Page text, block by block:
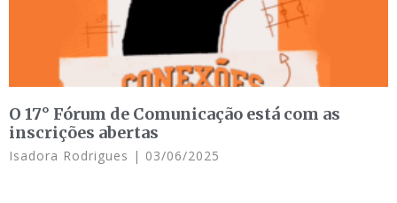
O 17° Fórum de Comunicação está com as
inscrições abertas
Isadora Rodrigues 03/06/2025